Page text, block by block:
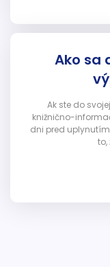
Ako sa
Ak ste do
knižnično-
dni pred
to,